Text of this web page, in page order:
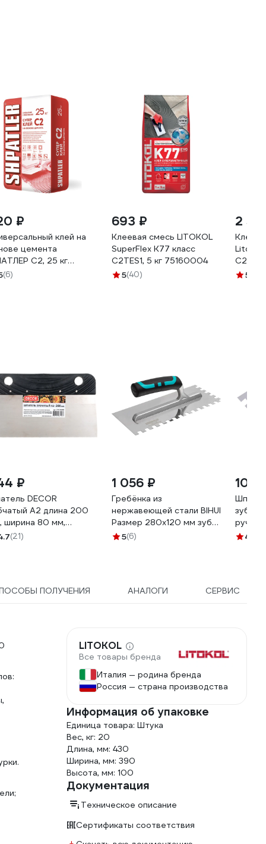
₽
клей на
цемента
С2, 25 кг
(6)
693 ₽
Клеевая смесь LITOKOL
SuperFlex K77 класс
C2TES1, 5 кг 75160004
5(40)
2
5
₽
DECOR
А2 длина 200
ширина 80 мм,
0,45 мм, зуб 2
(21)
1 056 ₽
Гребёнка из
нержавеющей стали BIHUI
Размер 280x120 мм зуб
10x10 мм. PTSB10
5(6)
109
зуб
4.8
ПОЛУЧЕНИЯ АНАЛОГИ СЕРВИС
LITOKOL
Все товары бренда
Италия — родина бренда
Россия — страна производства
Информация об упаковке
Единица товара: Штука
Вес, кг: 20
Длина, мм: 430
Ширина, мм: 390
Высота, мм: 100
Документация
Техническое описание
Сертификаты соответствия